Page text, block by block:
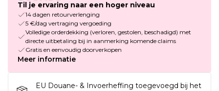
Til je ervaring naar een hoger niveau
14 dagen retourverlenging
5 €/dag vertraging vergoeding
Volledige orderdekking (verloren, gestolen, beschadigd) met
directe uitbetaling bij in aanmerking komende claims
Gratis en eenvoudig doorverkopen
Meer informatie
EU Douane- & Invoerheffing toegevoegd bij het